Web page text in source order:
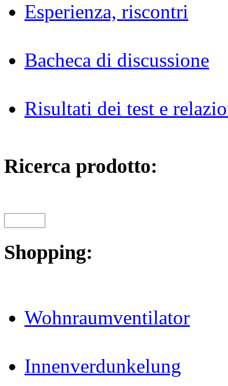
Esperienza, riscontri
Bacheca di discussione
Risultati dei test e
Ricerca prodotto:
Shopping:
Wohnraumventilator
Innenverdunkelung